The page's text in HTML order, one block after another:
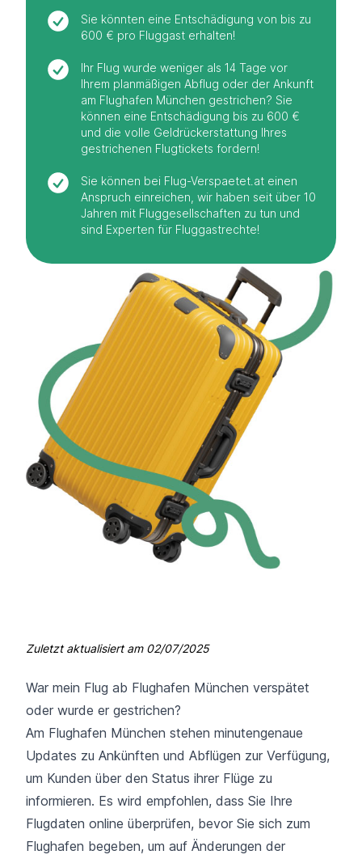
Sie könnten eine Entschädigung von bis zu
600 € pro Fluggast erhalten!
Ihr Flug wurde weniger als 14 Tage vor
Ihrem planmäßigen Abflug oder der Ankunft
am Flughafen München gestrichen? Sie
können eine Entschädigung bis zu 600 €
und die volle Geldrückerstattung Ihres
gestrichenen Flugtickets fordern!
Sie können bei Flug-Verspaetet.at einen
Anspruch einreichen, wir haben seit über 10
Jahren mit Fluggesellschaften zu tun und
sind Experten für Fluggastrechte!
Zuletzt aktualisiert am 02/07/2025
War mein Flug ab Flughafen München verspätet
oder wurde er gestrichen?
Am Flughafen München stehen minutengenaue
Updates zu Ankünften und Abflügen zur Verfügung,
um Kunden über den Status ihrer Flüge zu
informieren. Es wird empfohlen, dass Sie Ihre
Flugdaten online überprüfen, bevor Sie sich zum
Flughafen begeben, um auf Änderungen der